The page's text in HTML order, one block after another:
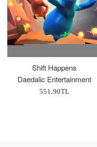
Shift Happens
Daedalic Entertainment
Normal
551.90TL